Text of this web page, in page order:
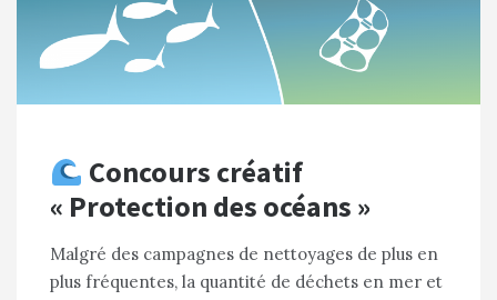
Concours créatif
« Protection des océans »
Malgré des campagnes de nettoyages de plus en
plus fréquentes, la quantité de déchets en mer et